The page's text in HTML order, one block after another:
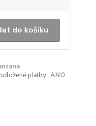
do košíku
platby: ANO